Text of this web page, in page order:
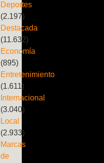
Deportes
(2.197)
Destacada
(11.632)
Economía
(895)
Entretenimiento
(1.611)
Internacional
(3.040)
Local
(2.933)
Marcas
de